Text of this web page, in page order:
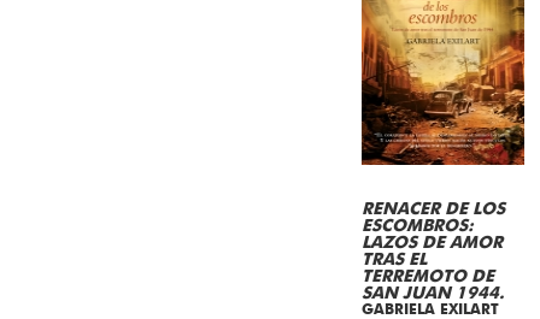
RENACER DE LOS
ESCOMBROS:
LAZOS DE AMOR
TRAS EL
TERREMOTO DE
SAN JUAN 1944.
GABRIELA EXILART